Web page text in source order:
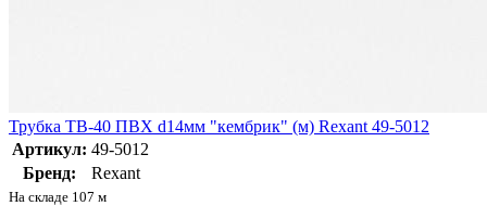
Трубка ТВ-40 ПВХ d14мм "кембрик" (м) Rexant 49-5012
Артикул: 49-5012
Бренд:
Rexant
На складе 107 м